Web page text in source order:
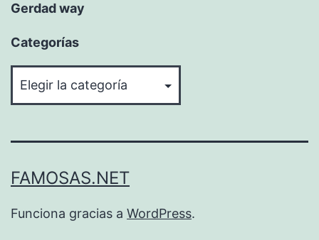
Gerdad way
Categorías
FAMOSAS.NET
Funciona gracias a WordPress.